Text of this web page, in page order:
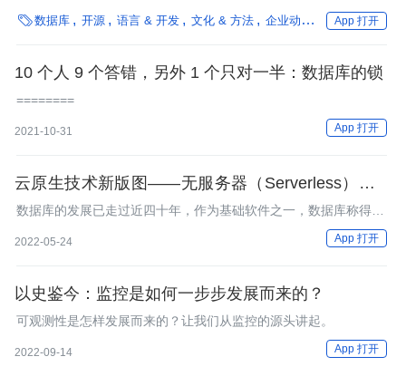
数据库 开源 语言 & 开发 文化 & 方法 企业动态 最佳实践 方
App 打开
10 个人 9 个答错，另外 1 个只对一半：数据库的锁
========
2021-10-31 App 打开
云原生技术新版图——无服务器（Serverless）数据
库
数据库的发展已走过近四十年，作为基础软件之一，数据库称得上
是一个“古老”的领域。而随着新技术的涌现，这个传统的领域也正
不断焕发出新的生机。如果说云时代的到来推动了数据库的变革，
Serve
2022-05-24 App 打开
以史鉴今：监控是如何一步步发展而来的？
可观测性是怎样发展而来的？让我们从监控的源头讲起。
2022-09-14 App 打开